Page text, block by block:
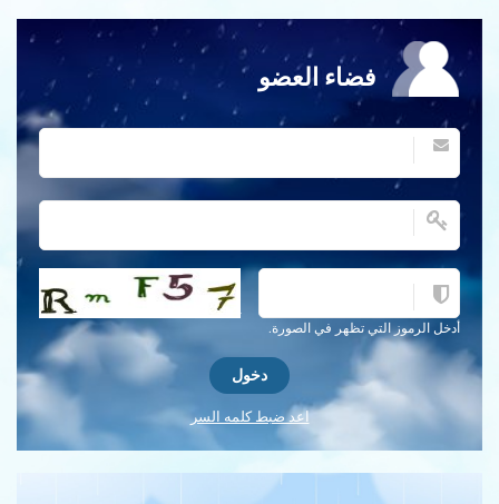
فضاء العضو
أدخل الرموز التي تظهر في الصورة.
احصل على كلمة التحقق جديدة!
اعد ضبط كلمه السر